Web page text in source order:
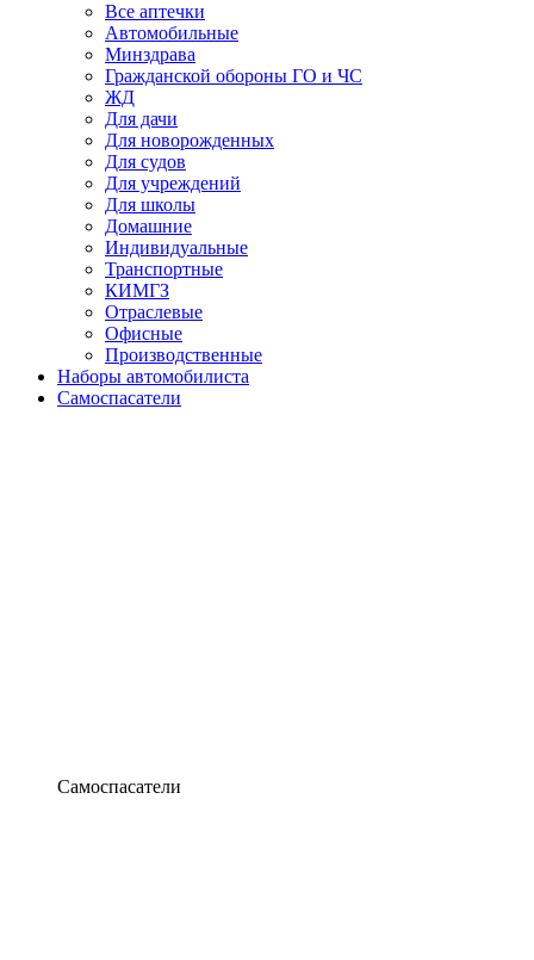
Все аптечки
Автомобильные
Минздрава
Гражданской обороны ГО и ЧС
ЖД
Для дачи
Для новорожденных
Для судов
Для учреждений
Для школы
Домашние
Индивидуальные
Транспортные
КИМГЗ
Отраслевые
Офисные
Производственные
Наборы автомобилиста
Самоспасатели
Самоспасатели